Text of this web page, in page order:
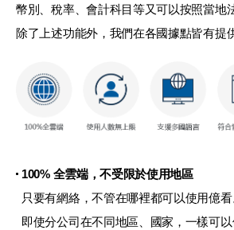
幣別、稅率、會計科目等又可以按照當地
除了上述功能外，我們在各國據點皆有提
100% 全雲端，不受限於使用地區
只要有網絡，不管在哪裡都可以使用億看
即使分公司在不同地區、國家，一樣可以